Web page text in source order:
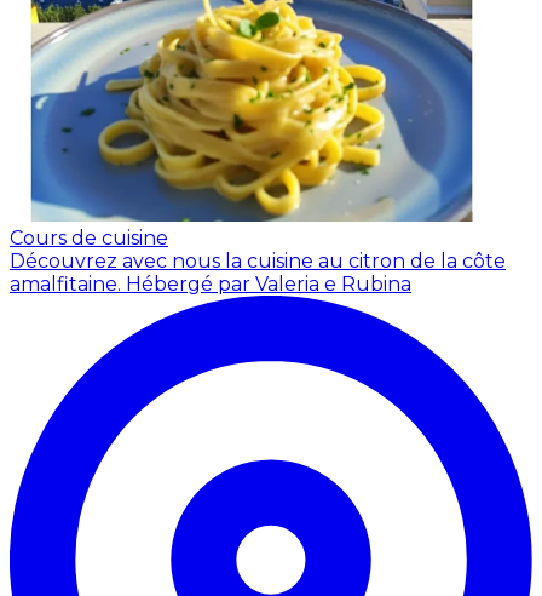
Cours de cuisine
Découvrez avec nous la cuisine au citron de la côte
amalfitaine. Hébergé par Valeria e Rubina